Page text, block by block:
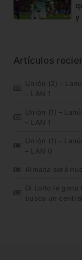
y
Artículos
Unión (2) –
– LAN 1
Unión (1) –
– LAN 1
Unión (1) –
– LAN 0
Almada será
Di Lollo le gana
busca un